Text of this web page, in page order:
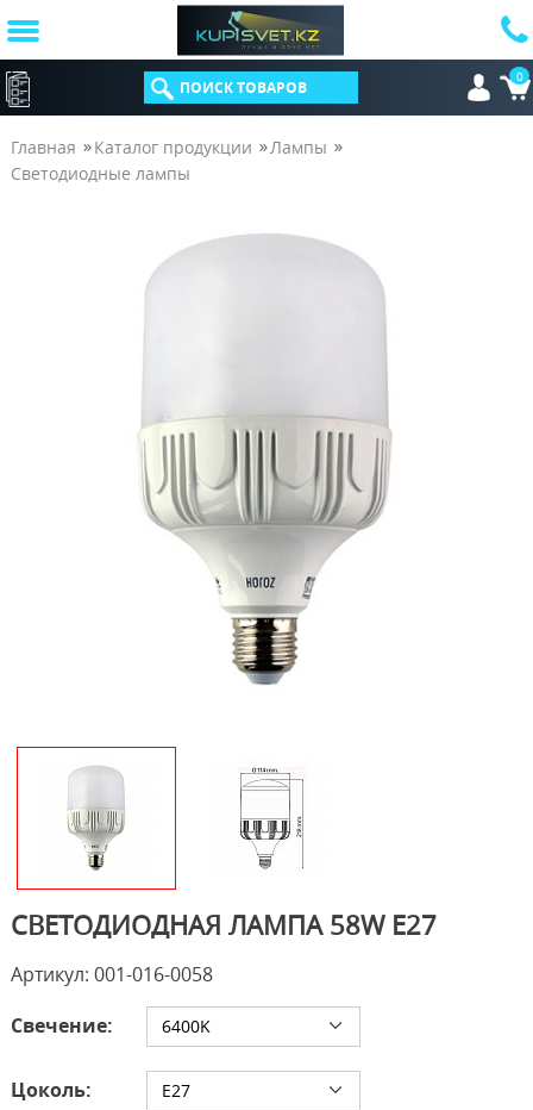
КАТАЛОГ 0
Главная Каталог продукции
Лампы
Светодиодные лампы
СВЕТОДИОДНАЯ ЛАМПА 58W E27
Артикул: 001-016-0058
Свечение:
6400K
Цоколь: E27